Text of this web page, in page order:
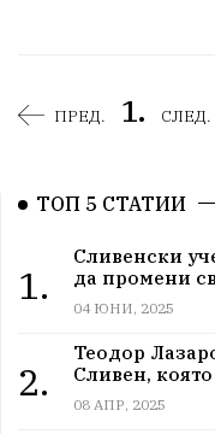
ПРЕД. 1. СЛЕД.
ТОП 5 СТАТИИ
1.
Сливенски
да промени
04 ЮНИ, 2025
2.
Теодор
Сливен,
08 АПР, 2025